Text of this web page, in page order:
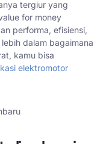
tergiur yang
for money
performa, efisiensi,
dalam bagaimana
kamu bisa
elektromotor